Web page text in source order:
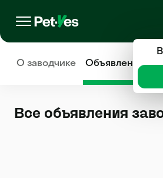
О заводчике Объявления
Все объявления